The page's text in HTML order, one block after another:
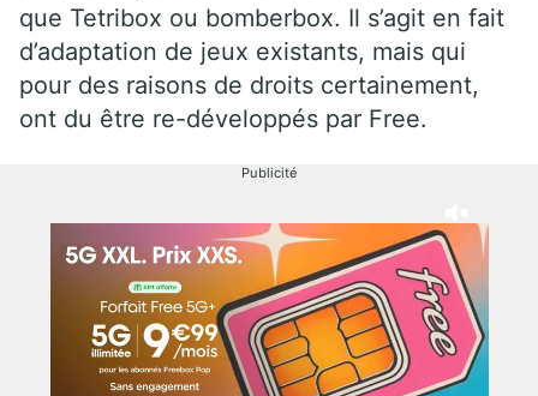
que Tetribox ou bomberbox. Il s’agit en fait
d’adaptation de jeux existants, mais qui
pour des raisons de droits certainement,
ont du être re-développés par Free.
Publicité